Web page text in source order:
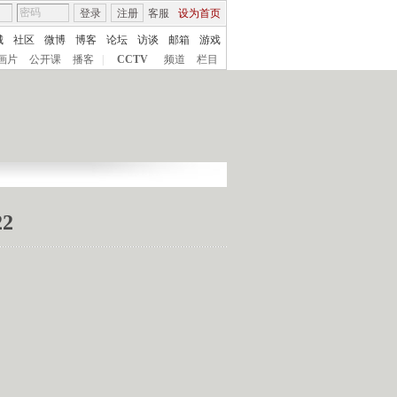
客服 设为首页
登录 注册
社区 微博 博客 论坛 访谈 邮箱
游戏
片
公开课 播客 CCTV 频道 栏目